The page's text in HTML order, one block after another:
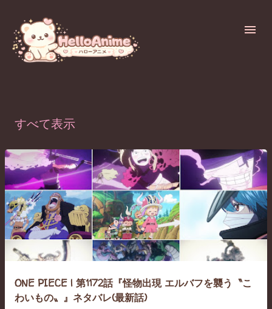
すべて表示
投
稿
ONE PIECE | 第1172話『怪物出現 エルバフを襲う〝こ
わいもの〟』ネタバレ(最新話)